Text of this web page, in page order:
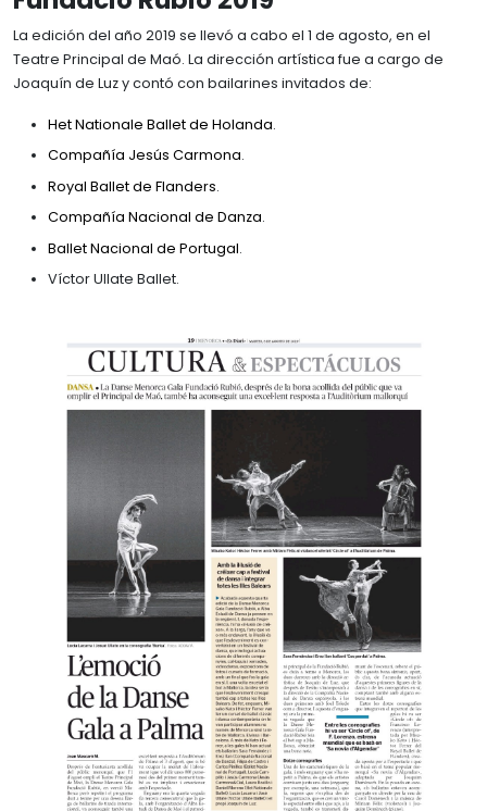
Memorias
Biografía
Trayectoria
Mecenazgos
BIBLIOTECA
Instalaciones y servicios
Catálogo y fondos
Archivos
ATLAS NÁUTICO
La edición del año 2019 se llevó a cabo el 1 de agosto, en el
Teatre Principal de Maó. La dirección artística fue a cargo de
Joaquín de Luz y contó con bailarines invitados de:
Het Nationale Ballet de Holanda.
Compañía Jesús Carmona.
Royal Ballet de Flanders.
Compañía Nacional de Danza.
Ballet Nacional de Portugal.
Víctor Ullate Ballet.